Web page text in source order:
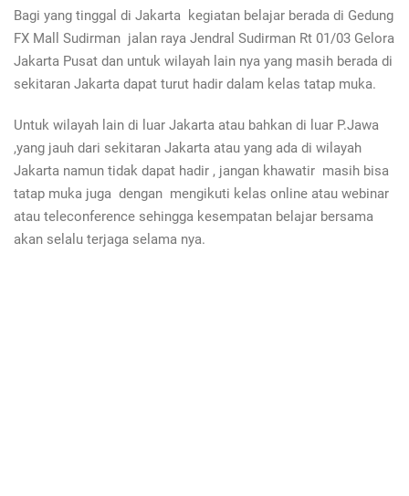
Bagi yang tinggal di Jakarta kegiatan belajar berada di Gedung
FX Mall Sudirman jalan raya Jendral Sudirman Rt 01/03 Gelora
Jakarta Pusat dan untuk wilayah lain nya yang masih berada di
sekitaran Jakarta dapat turut hadir dalam kelas tatap muka.
Untuk wilayah lain di luar Jakarta atau bahkan di luar P.Jawa
,yang jauh dari sekitaran Jakarta atau yang ada di wilayah
Jakarta namun tidak dapat hadir , jangan khawatir masih bisa
tatap muka juga dengan mengikuti kelas online atau webinar
atau teleconference sehingga kesempatan belajar bersama
akan selalu terjaga selama nya.